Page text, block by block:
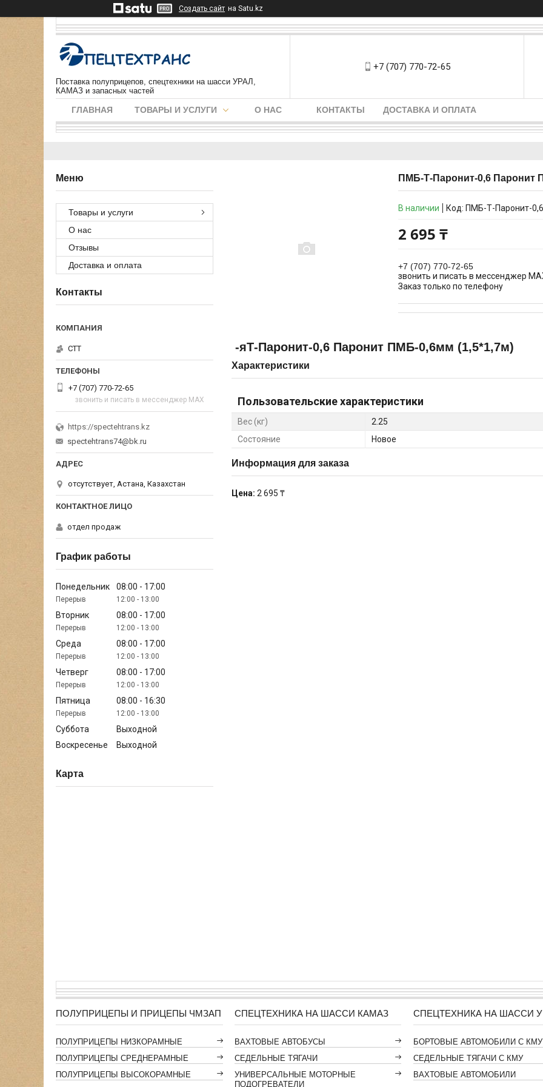
Создать сайт на Satu.kz
Поставка полуприцепов, спецтехники на шасси УРАЛ,
КАМАЗ и запасных частей
+7 (707) 770-72-65
ГЛАВНАЯ ТОВАРЫ И УСЛУГИ О НАС КОНТАКТЫ ДОСТАВКА И ОПЛАТА
ПМБ-Т-Паронит-0,6 Паронит
В наличии Код: ПМБ-Т-Паронит-0,6
2 695 ₸
+7 (707) 770-72-65
звонить и писать в мессенджер
Заказ только по телефону
-яТ-Паронит-0,6 Паронит ПМБ-0,6мм (1,5*1,7м)
Характеристики
Пользовательские характеристики
Вес (кг)
2.25
Состояние
Новое
Информация для заказа
Цена: 2 695 ₸
Товары и услуги
О нас
Отзывы
Доставка и оплата
Контакты
СТТ
+7 (707) 770-72-65
звонить и писать в мессенджер MAX
https://spectehtrans.kz
spectehtrans74@bk.ru
отсутствует, Астана, Казахстан
отдел продаж
График работы
Понедельник 08:00 17:00
12:00 13:00
Вторник 08:00 17:00
12:00 13:00
Среда 08:00 17:00
12:00 13:00
Четверг 08:00 17:00
12:00 13:00
Пятница 08:00 16:30
12:00 13:00
Суббота
Выходной
Воскресенье
Выходной
Карта
ПОЛУПРИЦЕПЫ И ПРИЦЕПЫ ЧМЗАП
ПОЛУПРИЦЕПЫ НИЗКОРАМНЫЕ
ПОЛУПРИЦЕПЫ СРЕДНЕРАМНЫЕ
ПОЛУПРИЦЕПЫ ВЫСОКОРАМНЫЕ
СПЕЦТЕХНИКА НА ШАССИ КАМАЗ
ВАХТОВЫЕ АВТОБУСЫ
СЕДЕЛЬНЫЕ ТЯГАЧИ
УНИВЕРСАЛЬНЫЕ МОТОРНЫЕ
ПОДОГРЕВАТЕЛИ
СПЕЦТЕХНИКА НА ШАССИ
БОРТОВЫЕ АВТОМОБИЛИ С КМУ
СЕДЕЛЬНЫЕ ТЯГАЧИ С КМУ
ВАХТОВЫЕ АВТОМОБИЛИ